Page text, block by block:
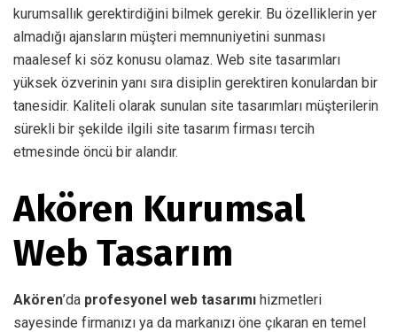
kurumsallık gerektirdiğini bilmek gerekir. Bu özelliklerin yer
almadığı ajansların müşteri memnuniyetini sunması
maalesef ki söz konusu olamaz. Web site tasarımları
yüksek özverinin yanı sıra disiplin gerektiren konulardan bir
tanesidir. Kaliteli olarak sunulan site tasarımları müşterilerin
sürekli bir şekilde ilgili site tasarım firması tercih
etmesinde öncü bir alandır.
Akören Kurumsal
Web Tasarım
Akören’da profesyonel web tasarımı hizmetleri
sayesinde firmanızı ya da markanızı öne çıkaran en temel